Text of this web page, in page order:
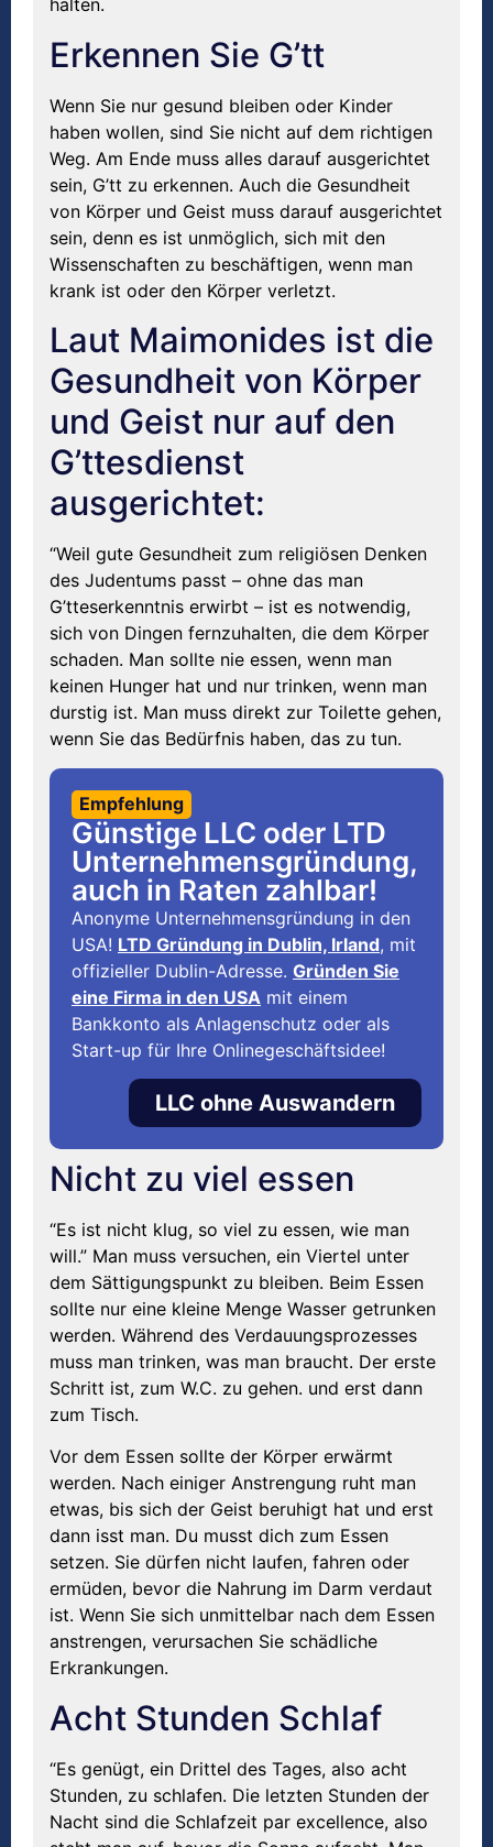
halten.
Erkennen Sie G’tt
Wenn Sie nur gesund bleiben oder Kinder
haben wollen, sind Sie nicht auf dem richtigen
Weg. Am Ende muss alles darauf ausgerichtet
sein, G’tt zu erkennen. Auch die Gesundheit
von Körper und Geist muss darauf ausgerichtet
sein, denn es ist unmöglich, sich mit den
Wissenschaften zu beschäftigen, wenn man
krank ist oder den Körper verletzt.
Laut Maimonides ist die
Gesundheit von Körper
und Geist nur auf den
G’ttesdienst
ausgerichtet:
“Weil gute Gesundheit zum religiösen Denken
des Judentums passt – ohne das man
G’tteserkenntnis erwirbt – ist es notwendig,
sich von Dingen fernzuhalten, die dem Körper
schaden. Man sollte nie essen, wenn man
keinen Hunger hat und nur trinken, wenn man
durstig ist. Man muss direkt zur Toilette gehen,
wenn Sie das Bedürfnis haben, das zu tun.
Empfehlung
Günstige LLC oder LTD
Unternehmensgründung,
auch in Raten zahlbar!
Anonyme Unternehmensgründung in den
USA! LTD Gründung in Dublin, Irland, mit
offizieller Dublin-Adresse. Gründen Sie
eine Firma in den USA mit einem
Bankkonto als Anlagenschutz oder als
Start-up für Ihre Onlinegeschäftsidee!
LLC ohne Auswandern
Nicht zu viel essen
“Es ist nicht klug, so viel zu essen, wie man
will.” Man muss versuchen, ein Viertel unter
dem Sättigungspunkt zu bleiben. Beim Essen
sollte nur eine kleine Menge Wasser getrunken
werden. Während des Verdauungsprozesses
muss man trinken, was man braucht. Der erste
Schritt ist, zum W.C. zu gehen. und erst dann
zum Tisch.
Vor dem Essen sollte der Körper erwärmt
werden. Nach einiger Anstrengung ruht man
etwas, bis sich der Geist beruhigt hat und erst
dann isst man. Du musst dich zum Essen
setzen. Sie dürfen nicht laufen, fahren oder
ermüden, bevor die Nahrung im Darm verdaut
ist. Wenn Sie sich unmittelbar nach dem Essen
anstrengen, verursachen Sie schädliche
Erkrankungen.
Acht Stunden Schlaf
“Es genügt, ein Drittel des Tages, also acht
Stunden, zu schlafen. Die letzten Stunden der
Nacht sind die Schlafzeit par excellence, also